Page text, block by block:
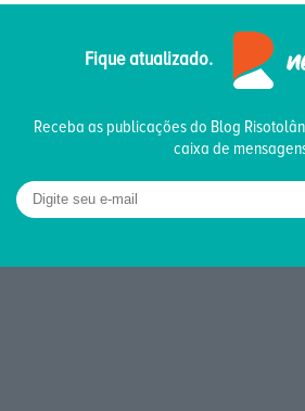
Fique atualizado.
Receba as publicações do Blog
caixa de